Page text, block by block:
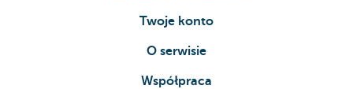
Twoje konto
O serwisie
Współpraca